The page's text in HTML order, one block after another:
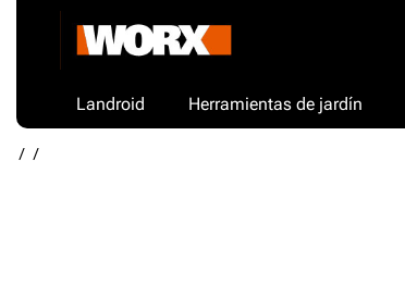
Landroid Herramientas de jardín
/ /